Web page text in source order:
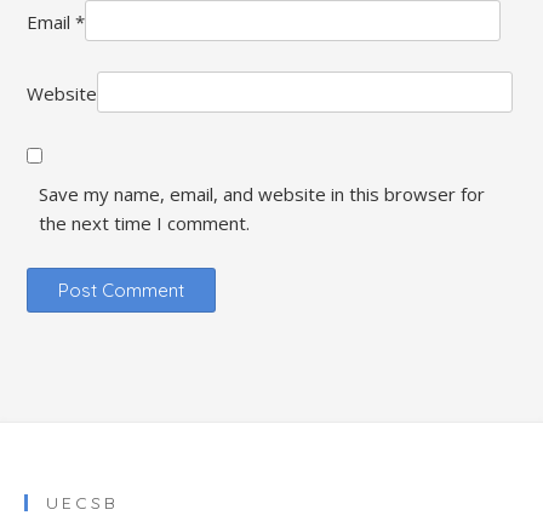
Email*
Website
Save my name, email, and website in this browser for
the next time I comment.
UECSB